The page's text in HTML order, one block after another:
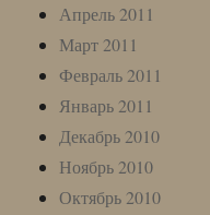
Апрель 2011
Март 2011
Февраль 2011
Январь 2011
Декабрь 2010
Ноябрь 2010
Октябрь 2010